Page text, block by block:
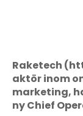
Raketech
aktör inom
marketing,
ny Chief